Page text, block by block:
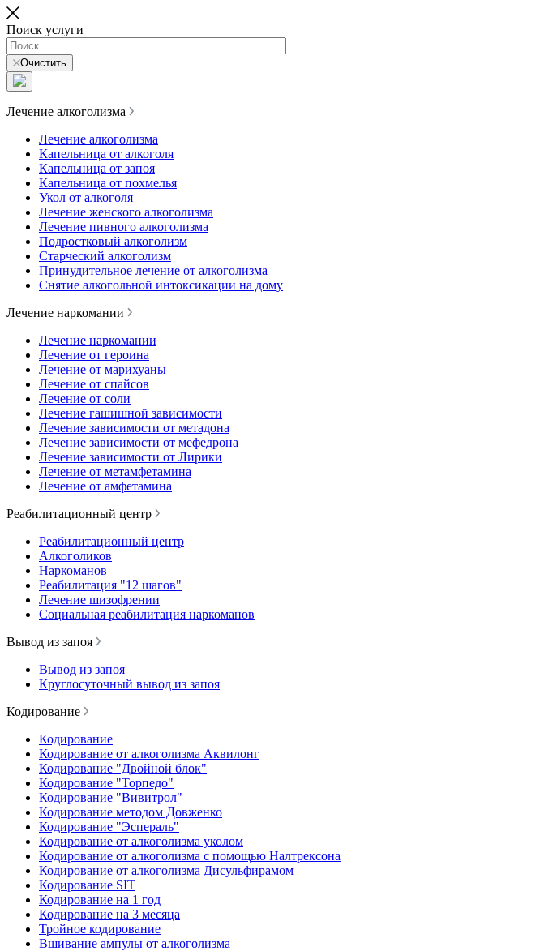
Поиск услуги
Очистить
Лечение алкоголизма
Лечение алкоголизма
Капельница от алкоголя
Капельница от запоя
Капельница от похмелья
Укол от алкоголя
Лечение женского алкоголизма
Лечение пивного алкоголизма
Подростковый алкоголизм
Старческий алкоголизм
Принудительное лечение от алкоголизма
Снятие алкогольной интоксикации на дому
Лечение наркомании
Лечение наркомании
Лечение от героина
Лечение от марихуаны
Лечение от спайсов
Лечение от соли
Лечение гашишной зависимости
Лечение зависимости от метадона
Лечение зависимости от мефедрона
Лечение зависимости от Лирики
Лечение от метамфетамина
Лечение от амфетамина
Реабилитационный центр
Реабилитационный центр
Алкоголиков
Наркоманов
Реабилитация "12 шагов"
Лечение шизофрении
Социальная реабилитация наркоманов
Вывод из запоя
Вывод из запоя
Круглосуточный вывод из запоя
Кодирование
Кодирование
Кодирование от алкоголизма Аквилонг
Кодирование "Двойной блок"
Кодирование "Торпедо"
Кодирование "Вивитрол"
Кодирование методом Довженко
Кодирование "Эспераль"
Кодирование от алкоголизма уколом
Кодирование от алкоголизма с помощью Налтрексона
Кодирование от алкоголизма Дисульфирамом
Кодирование SIT
Кодирование на 1 год
Кодирование на 3 месяца
Тройное кодирование
Вшивание ампулы от алкоголизма